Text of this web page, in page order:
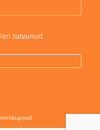
tutvunud